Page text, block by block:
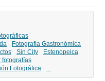
Fotografía Gastronómica
Sin City
Estenopeica
fotografías
Fotográfica ...